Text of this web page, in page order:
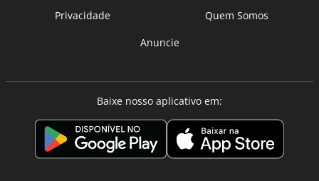
Privacidade
Quem Somos
Anuncie
Baixe nosso aplicativo em: